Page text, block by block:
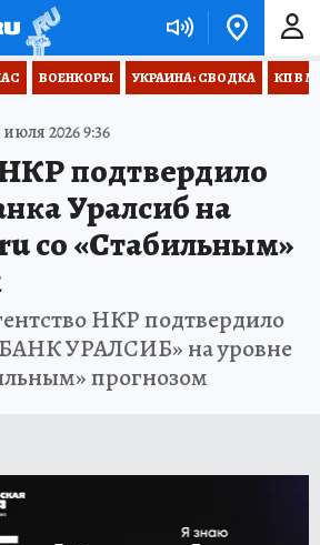
ВОЕНКОРЫ УКРАИНА: СВОДКА КП В
июля 2026 9:36
подтвердило
Уралсиб на
со «Стабильным»
НКР подтвердило
УРАЛСИБ» на уровне
прогнозом